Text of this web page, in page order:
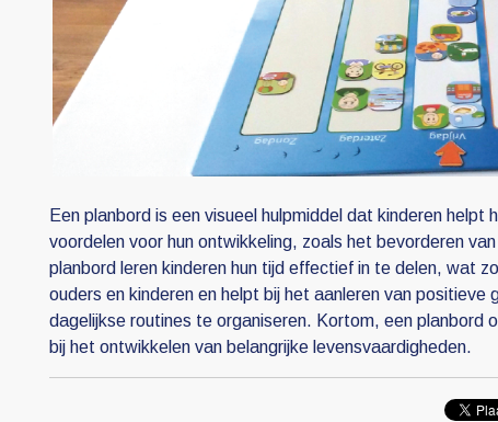
Een planbord is een visueel hulpmiddel dat kinderen
voordelen voor hun ontwikkeling, zoals het bevorderen
planbord leren kinderen hun tijd effectief in te delen, wat
ouders en kinderen en helpt bij het aanleren van
dagelijkse routines te organiseren. Kortom, een planbord
bij het ontwikkelen van belangrijke levensvaardigheden.